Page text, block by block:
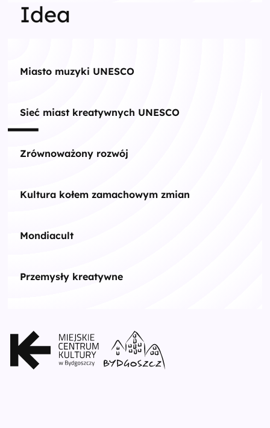
Idea
Miasto muzyki UNESCO
Sieć miast kreatywnych UNESCO
Zrównoważony rozwój
Kultura kołem zamachowym zmian
Mondiacult
Przemysły kreatywne